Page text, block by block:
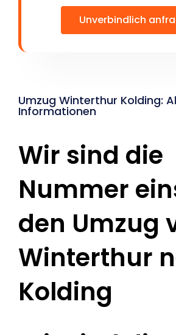
Unverbindlich
Umzug Winterthur Kolding:
Informationen
Wir sind die
Nummer
den Umzug
Winterthur
Kolding